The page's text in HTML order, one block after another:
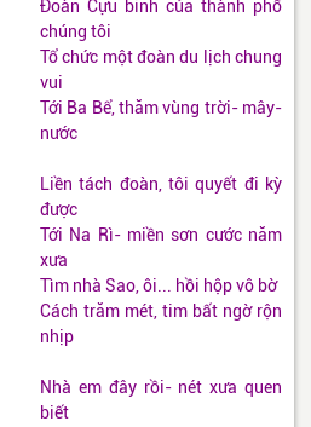
Đoàn Cựu binh của thành phố
chúng tôi
Tổ chức một đoàn du lịch chung
vui
Tới Ba Bể, thăm vùng trời- mây-
nước
Liền tách đoàn, tôi quyết đi kỳ
được
Tới Na Rì- miền sơn cước năm
xưa
Tìm nhà Sao, ôi... hồi hộp vô bờ
Cách trăm mét, tim bất ngờ rộn
nhịp
Nhà em đây rồi- nét xưa quen
biết